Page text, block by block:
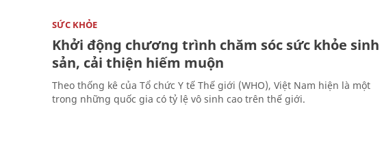
SỨC KHỎE
Khởi động chương trình chăm sóc sức khỏe sinh
sản, cải thiện hiếm muộn
Theo thống kê của Tổ chức Y tế Thế giới (WHO), Việt Nam hiện là một
trong những quốc gia có tỷ lệ vô sinh cao trên thế giới.